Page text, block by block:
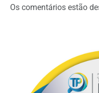
Os comentários estão